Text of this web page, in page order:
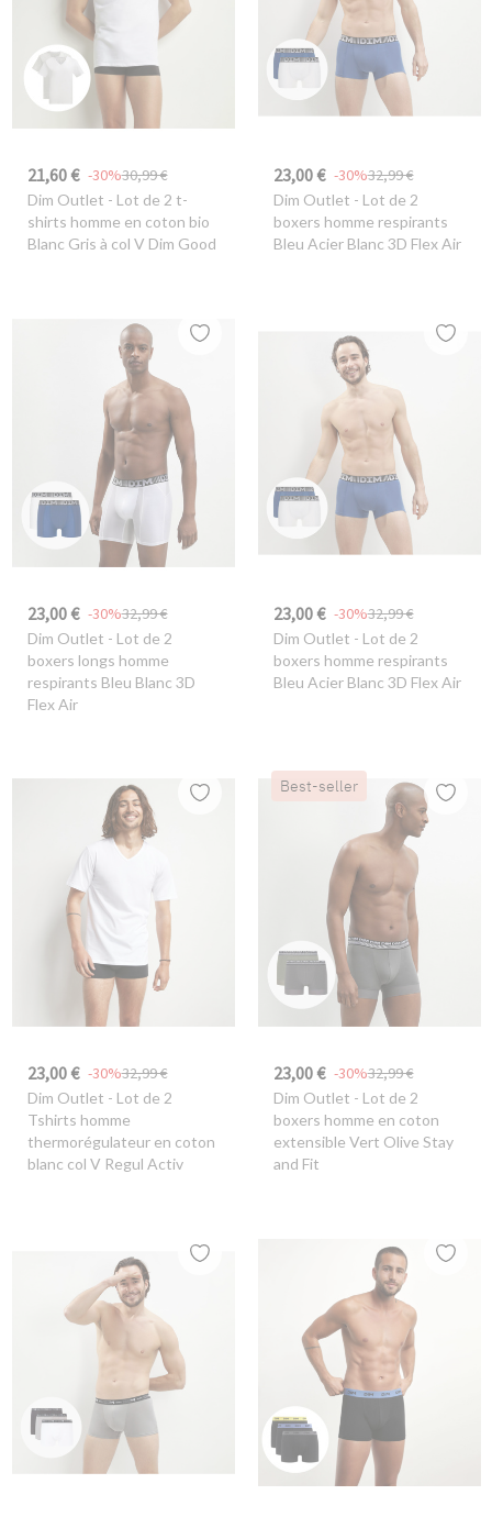
21,60 € 30,99 €
-30%
Dim Outlet - Lot de 2 t-
shirts homme en coton bio
Blanc Gris à col V Dim Good
23,00 € 32,99 €
-30%
Dim Outlet - Lot de 2
boxers homme respirants
Bleu Acier Blanc 3D Flex Air
23,00 € 32,99 €
-30%
Dim Outlet - Lot de 2
boxers longs homme
respirants Bleu Blanc 3D
Flex Air
23,00 € 32,99 €
-30%
Dim Outlet - Lot de 2
boxers homme respirants
Bleu Acier Blanc 3D Flex Air
23,00 € 32,99 €
-30%
Dim Outlet - Lot de 2
Tshirts homme
thermorégulateur en coton
blanc col V Regul Activ
Best-seller
23,00 € 32,99 €
-30%
Dim Outlet - Lot de 2
boxers homme en coton
extensible Vert Olive Stay
and Fit